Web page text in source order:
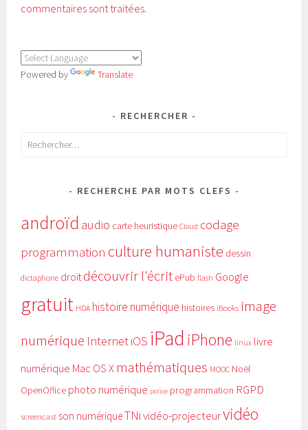
commentaires sont traitées.
Powered by Translate
RECHERCHER
Rechercher :
RECHERCHE PAR MOTS CLEFS
androïd audio carte heuristique Cloud codage
programmation culture humaniste dessin
dictaphone droit découvrir l'écrit ePub flash Google
gratuit HDA histoire numérique histoires iBooks image
numérique InternetiOS iPad iPhone linux livre
numérique Mac OS X mathématiques MOOC Noël
OpenOffice photo numérique police programmation RGPD
screencast son numériqueTNi vidéo-projecteurvidéo